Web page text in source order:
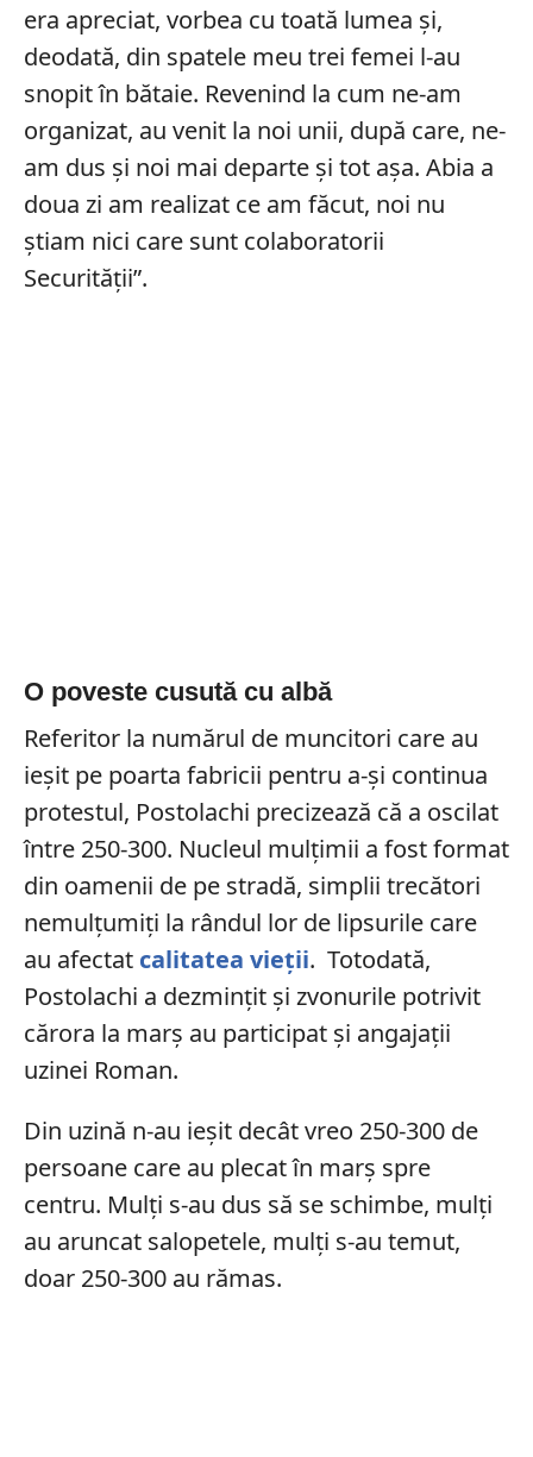
era apreciat, vorbea cu toată lumea și,
deodată, din spatele meu trei femei l-au
snopit în bătaie. Revenind la cum ne-am
organizat, au venit la noi unii, după care, ne-
am dus și noi mai departe și tot așa. Abia a
doua zi am realizat ce am făcut, noi nu
știam nici care sunt colaboratorii
Securității”.
O poveste cusută cu albă
Referitor la numărul de muncitori care au
ieșit pe poarta fabricii pentru a-și continua
protestul, Postolachi precizează că a oscilat
între 250-300. Nucleul mulțimii a fost format
din oamenii de pe stradă, simplii trecători
nemulțumiți la rândul lor de lipsurile care
au afectat calitatea vieții. Totodată,
Postolachi a dezmințit și zvonurile potrivit
cărora la marș au participat și angajații
uzinei Roman.
Din uzină n-au ieșit decât vreo 250-300 de
persoane care au plecat în marș spre
centru. Mulți s-au dus să se schimbe, mulți
au aruncat salopetele, mulți s-au temut,
doar 250-300 au rămas.